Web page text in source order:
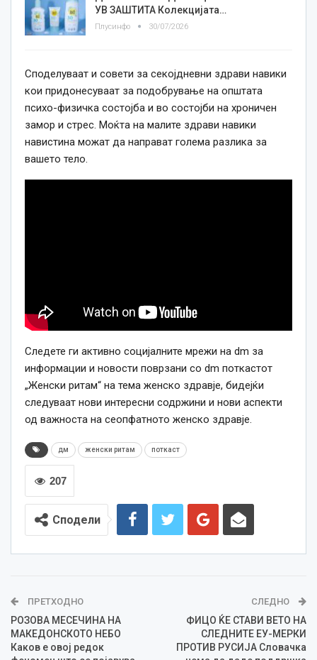
УВ ЗАШТИТА Колекцијата…
Плусинфо 30/07/2026
Споделуваат и совети за секојдневни здрави навики
кои придонесуваат за подобрување на општата
психо-физичка состојба и во состојби на хроничен
замор и стрес. Моќта на малите здрави навики
навистина можат да направат голема разлика за
вашето тело.
Следете ги активно социјалните мрежи на dm за
информации и новости поврзани со dm поткастот
„Женски ритам“ на тема женско здравје, бидејќи
следуваат нови интересни содржини и нови аспекти
од важноста на сеопфатното женско здравје.
дм женски ритам поткаст
207
Сподели
ПРЕТХОДНО
РОЗОВА МЕСЕЧИНА НА
МАКЕДОНСКОТО НЕБО
Каков е овој редок
СЛЕДНО
ФИЦО ЌЕ СТАВИ ВЕТО НА
СЛЕДНИТЕ ЕУ-МЕРКИ
ПРОТИВ РУСИЈА Словачка